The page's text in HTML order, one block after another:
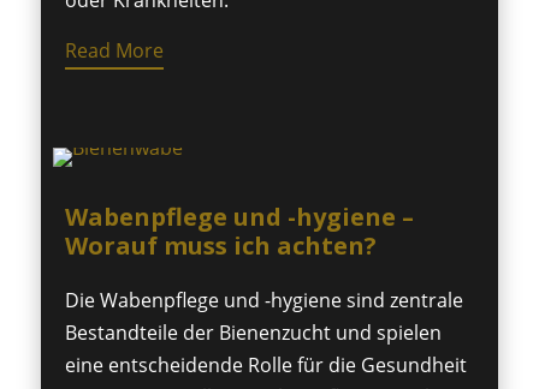
Read More
Wabenpflege und -hygiene –
Worauf muss ich achten?
Die Wabenpflege und -hygiene sind zentrale
Bestandteile der Bienenzucht und spielen
eine entscheidende Rolle für die Gesundheit